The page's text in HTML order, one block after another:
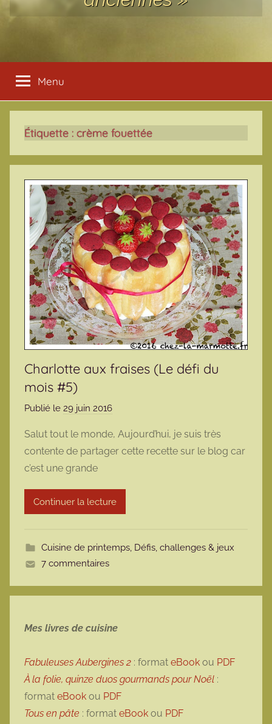
Menu
Étiquette : crème fouettée
Charlotte aux fraises (Le défi du
mois #5)
Publié le 29 juin 2016
r
m
r
m
t
Salut tout le monde, Aujourd’hui, je suis très
contente de partager cette recette sur le blog car
c’est une grande
Continuer la lecture
Cuisine de printemps, Défis, challenges & jeux
7 commentaires
Mes livres de cuisine
Fabuleuses Aubergines 2 : format eBook ou PDF
À la folie, quinze duos gourmands pour Noël :
format eBook ou PDF
Tous en pâte : format eBook ou PDF